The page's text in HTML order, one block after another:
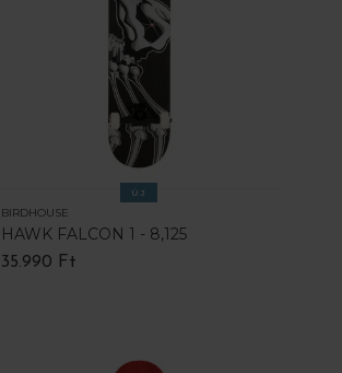
ÚJ
BIRDHOUSE
HAWK FALCON 1 - 8,125
35.990 Ft